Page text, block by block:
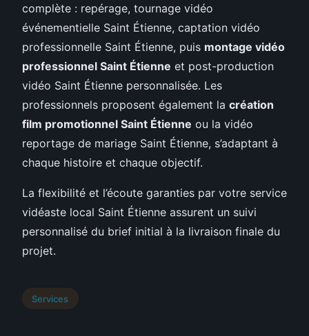
complète : repérage, tournage vidéo
événementielle Saint Étienne, captation vidéo
professionnelle Saint Étienne, puis montage vidéo
professionnel Saint Étienne et post-production
vidéo Saint Étienne personnalisée. Les
professionnels proposent également la création
film promotionnel Saint Étienne ou la vidéo
reportage de mariage Saint Étienne, s’adaptant à
chaque histoire et chaque objectif.
La flexibilité et l’écoute garanties par votre service
vidéaste local Saint Étienne assurent un suivi
personnalisé du brief initial à la livraison finale du
projet.
Services